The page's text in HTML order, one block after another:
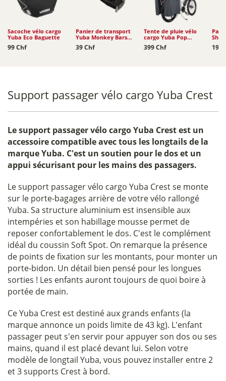
Sacoche vélo cargo
Yuba Eco Baguette
99 Chf
Panier de transport
Yuba Monkey Bars
Tote
39 Chf
Tente de pluie vélo
cargo Yuba Pop
Shelter
399 Chf 199
Support passager vélo cargo Yuba Crest
Lesupport passager vélo cargo Yuba Crestest un
accessoire compatible avec tous les longtails de la
marque Yuba. C'est un soutien pour le dos et un
appui sécurisant pour les mains des passagers.
Le support passager vélo cargo Yuba Crest se monte
sur le porte-bagages arrière de votre vélo rallongé
Yuba. Sa structure aluminium est insensible aux
intempéries et son habillage mousse permet de
reposer confortablement le dos. C'est le complément
idéal du coussin Soft Spot. On remarque la présence
de points de fixation sur les montants, pour monter un
porte-bidon. Un détail bien pensé pour les longues
sorties ! Les enfants auront toujours de quoi boire à
portée de main.
Ce Yuba Crest est destiné aux grands enfants (la
marque annonce un poids limite de 43 kg). L'enfant
passager peut s'en servir pour appuyer son dos ou ses
mains, quand il est placé devant lui. Selon votre
modèle de longtail Yuba, vous pouvez installer entre 2
et 3 supports Crest à bord.